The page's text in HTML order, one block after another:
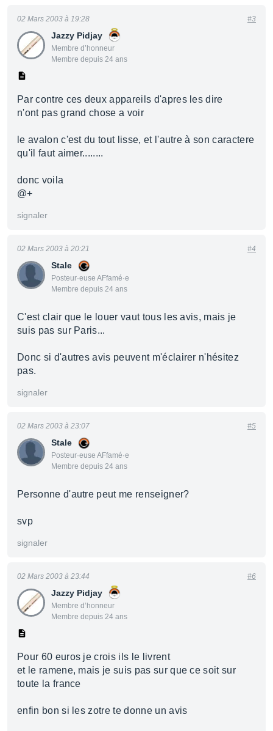
Jazzy Pidjay
Membre d’honneur
Membre depuis 24 ans
02 Mars 2003 à 19:28 #3
Par contre ces deux appareils d'apres les dire
n'ont pas grand chose a voir
le avalon c'est du tout lisse, et l'autre à son caractere
qu'il faut aimer........
donc voila
@+
signaler
Stale
Posteur·euse AFfamé·e
Membre depuis 24 ans
02 Mars 2003 à 20:21 #4
C'est clair que le louer vaut tous les avis, mais je
suis pas sur Paris...
Donc si d'autres avis peuvent m'éclairer n'hésitez
pas.
signaler
Stale
Posteur·euse AFfamé·e
Membre depuis 24 ans
02 Mars 2003 à 23:07 #5
Personne d'autre peut me renseigner?
svp
signaler
Jazzy Pidjay
Membre d’honneur
Membre depuis 24 ans
02 Mars 2003 à 23:44 #6
Pour 60 euros je crois ils le livrent
et le ramene, mais je suis pas sur que ce soit sur
toute la france
enfin bon si les zotre te donne un avis